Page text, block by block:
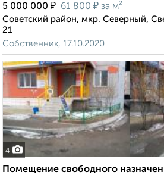
5 000 000 ₽ 61 800 ₽ за м²
Советский район, мкр. Северный,
21
Собственник, 17.10.2020
4
Помещение свободного